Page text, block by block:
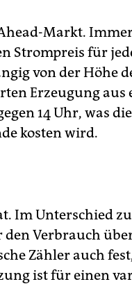
Markt.
Strompreis für
von der Höhe
Erzeugung aus
14 Uhr, was
kosten wird.
Im Unterschied
Verbrauch
Zähler auch
ist für einen